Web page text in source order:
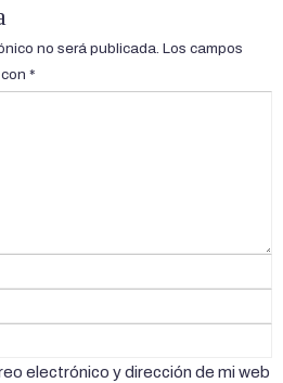
no será publicada. Los campos
*
electrónico y dirección de mi web